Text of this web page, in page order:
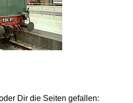
Dir die Seiten gefallen: